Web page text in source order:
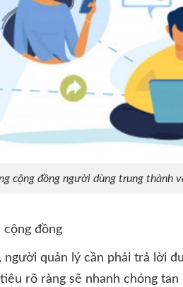
cộng đồng người dùng trung thành
đồng
người quản lý cần phải trả lời
rõ ràng sẽ nhanh chóng